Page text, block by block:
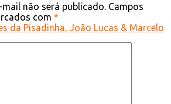
mail não será publicado. Campos
com *